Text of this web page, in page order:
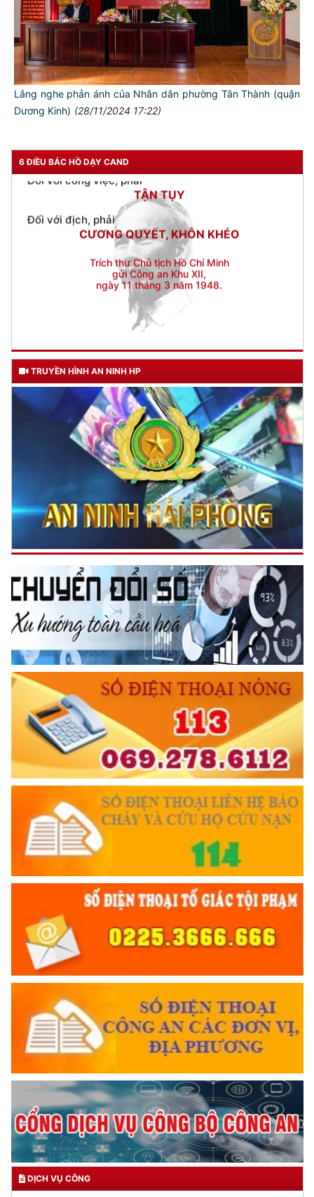
Lắng nghe phản ánh của Nhân dân phường Tân Thành (quận
Dương Kinh) (28/11/2024 17:22)
6 ĐIỀU BÁC HỒ DẠY CAND
Đối với đồng sự, phải
THÂN ÁI GIÚP ĐỠ
Đối với chính phủ, phải
TUYỆT ĐỐI TRUNG THÀNH
Đối với nhân dân, phải
KÍNH TRỌNG LỄ PHÉP
Đối với địch, phải
CƯƠNG QUYẾT, KHÔN KHÉO
Trích thư Chủ tịch Hồ Chí Minh
gửi Công an Khu XII,
ngày 11 tháng 3 năm 1948.
TRUYỀN HÌNH AN NINH HP
DỊCH VỤ CÔNG